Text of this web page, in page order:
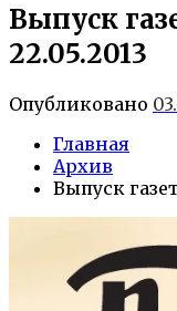
Выпуск
22.05.2013
Опубликовано
Главная
Архив
Выпуск